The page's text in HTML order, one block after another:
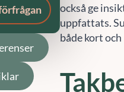
också ge
uppfattats.
både kort